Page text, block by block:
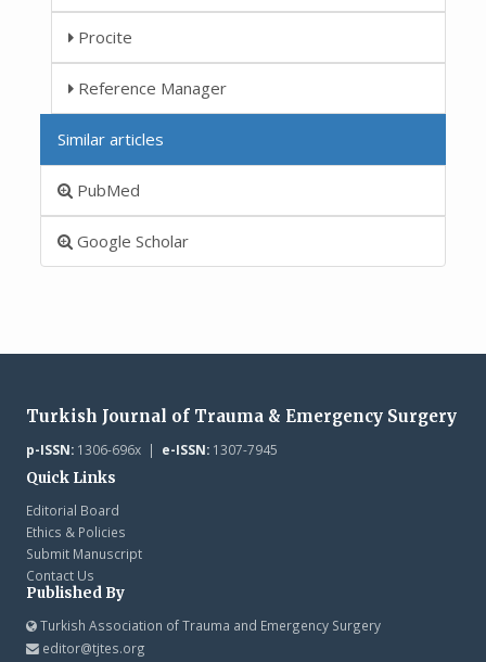
Procite
Reference Manager
Similar articles
PubMed
Google Scholar
Turkish Journal of Trauma & Emergency Surgery
p-ISSN:1306-696x | e-ISSN:1307-7945
Quick Links
Editorial Board
Ethics & Policies
Submit Manuscript
Contact Us
Published By
Turkish Association of Trauma and Emergency Surgery
editor@tjtes.org